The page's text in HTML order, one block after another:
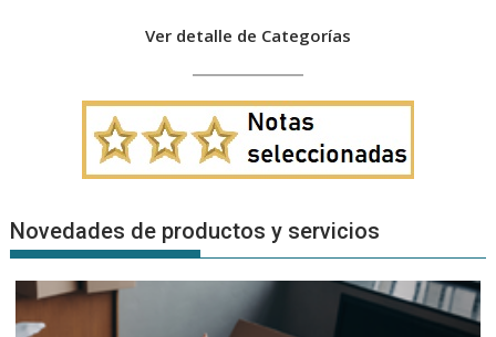
Ver detalle de Categorías
Novedades de productos y servicios